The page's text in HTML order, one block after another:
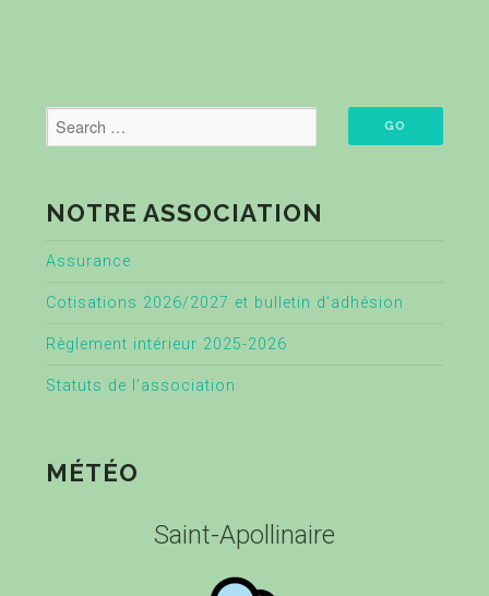
NOTRE ASSOCIATION
Assurance
Cotisations 2026/2027 et bulletin d’adhésion
Règlement intérieur 2025-2026
Statuts de l’association
MÉTÉO
Saint-Apollinaire